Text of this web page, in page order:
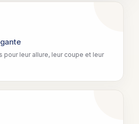
pour leur allure, leur coupe et leur